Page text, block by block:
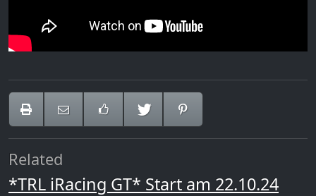
Related
*TRL iRacing GT* Start am 22.10.24